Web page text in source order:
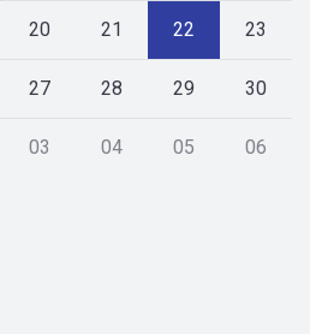
20 21 22 23
27 28 29 30
03 04 05 06